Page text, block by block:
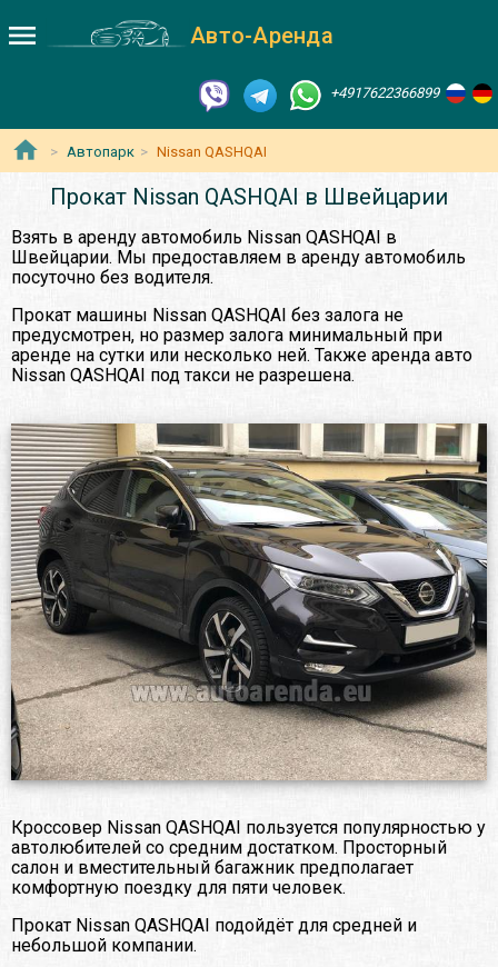
Авто-Аренда
+4917622366899
Автопарк Nissan QASHQAI
Прокат Nissan QASHQAI в Швейцарии
Взять в аренду автомобиль Nissan QASHQAI в
Швейцарии. Мы предоставляем в аренду автомобиль
посуточно без водителя.
Прокат машины Nissan QASHQAI без залога не
предусмотрен, но размер залога минимальный при
аренде на сутки или несколько ней. Также аренда авто
Nissan QASHQAI под такси не разрешена.
Кроссовер Nissan QASHQAI пользуется популярностью у
автолюбителей со средним достатком. Просторный
салон и вместительный багажник предполагает
комфортную поездку для пяти человек.
Прокат Nissan QASHQAI подойдёт для средней и
небольшой компании.